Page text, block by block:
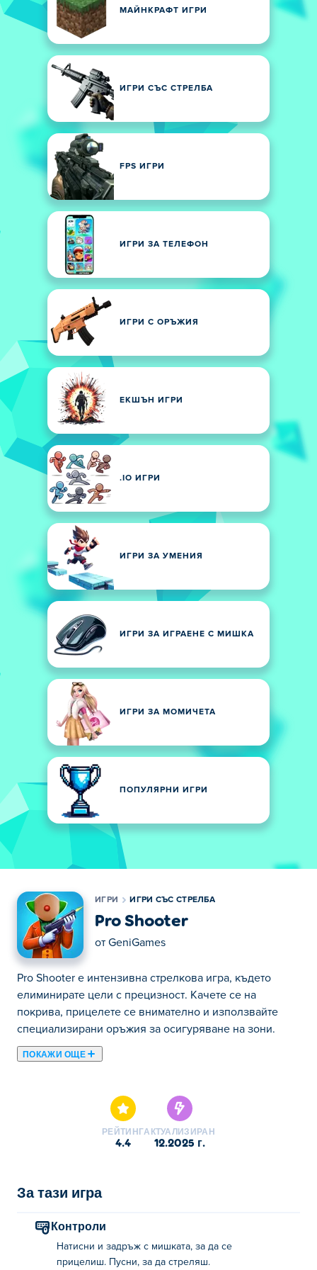
МАЙНКРАФТ ИГРИ
ИГРИ СЪС СТРЕЛБА
FPS ИГРИ
ИГРИ ЗА ТЕЛЕФОН
ИГРИ С ОРЪЖИЯ
ЕКШЪН ИГРИ
.IO ИГРИ
ИГРИ ЗА УМЕНИЯ
ИГРИ ЗА ИГРАЕНЕ С МИШКА
ИГРИ ЗА МОМИЧЕТА
ПОПУЛЯРНИ ИГРИ
ИГРИ ИГРИ СЪС СТРЕЛБА
Pro Shooter
от GeniGames
Pro Shooter е интензивна стрелкова игра, където
елиминирате цели с прецизност. Качете се на
покрива, прицелете се внимателно и използвайте
специализирани оръжия за осигуряване на зони.
ПОКАЖИ ОЩЕ
мисии! Проследявайте опасни врагове, насочвайте
перфектния изстрел и елиминирайте целите си със
смъртоносна прецизност. Всяка мисия тества вашата
Екипирайте се с мощни оръжия и се потопете във
докажете, че сте върховният професионалист?
Как се играе Pro Shooter?
РЕЙТИНГ
4.4
АКТУАЛИЗИРАН
12.2025 г.
За тази игра
Контроли
Натисни и задръж с мишката, за да се
прицелиш. Пусни, за да стреляш.